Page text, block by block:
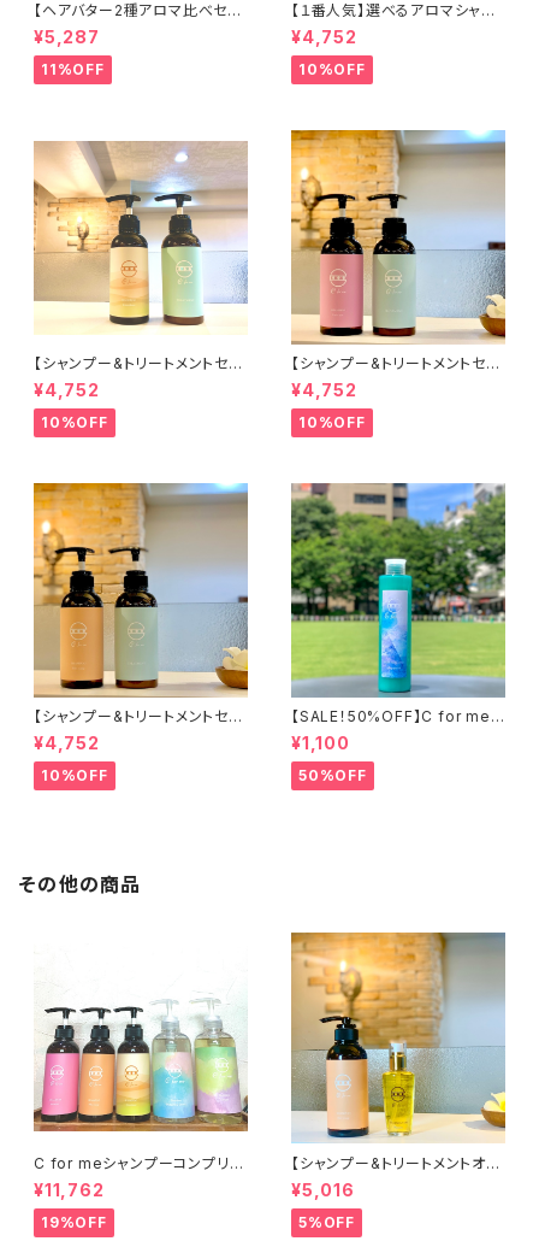
【ヘアバター2種アロマ比べセッ
ト】C for meヘア&ハンドバタ
ー48g×2種 /マルチバーム/
ヘアバーム
¥5,287
11%OFF
【１番人気】選べるアロマシャン
プー2本セット （C for meシャ
ンプーお好きな2種）
¥4,752
10%OFF
【シャンプー&トリートメントセッ
ト③】C for meシャンプー（キン
モクセイ）＋C for meトリート
メント
¥4,752
10%OFF
【シャンプー&トリートメントセッ
ト②】C for meシャンプー（フル
ーツタルト）&C for meトリート
メント
¥4,752
10%OFF
【シャンプー&トリートメントセッ
ト①】C for meシャンプー（ベビ
ーオレンジ）&C for meトリート
メント
¥4,752
10%OFF
【SALE！50%OFF】C for meミ
ントボディソープ【ピンクグレー
プフルーツの香り】240ml
¥1,100
50%OFF
その他の商品
C for meシャンプーコンプリー
トセット（300ml×3種、500ml×
2種）
¥11,762
19%OFF
【シャンプー&トリートメントオイ
ルセット①】C for meシャンプ
ー（ベビーオレンジ）&C for m
eトリートメントオイル（リッチ）
★オンライン限定★
¥5,016
5%OFF